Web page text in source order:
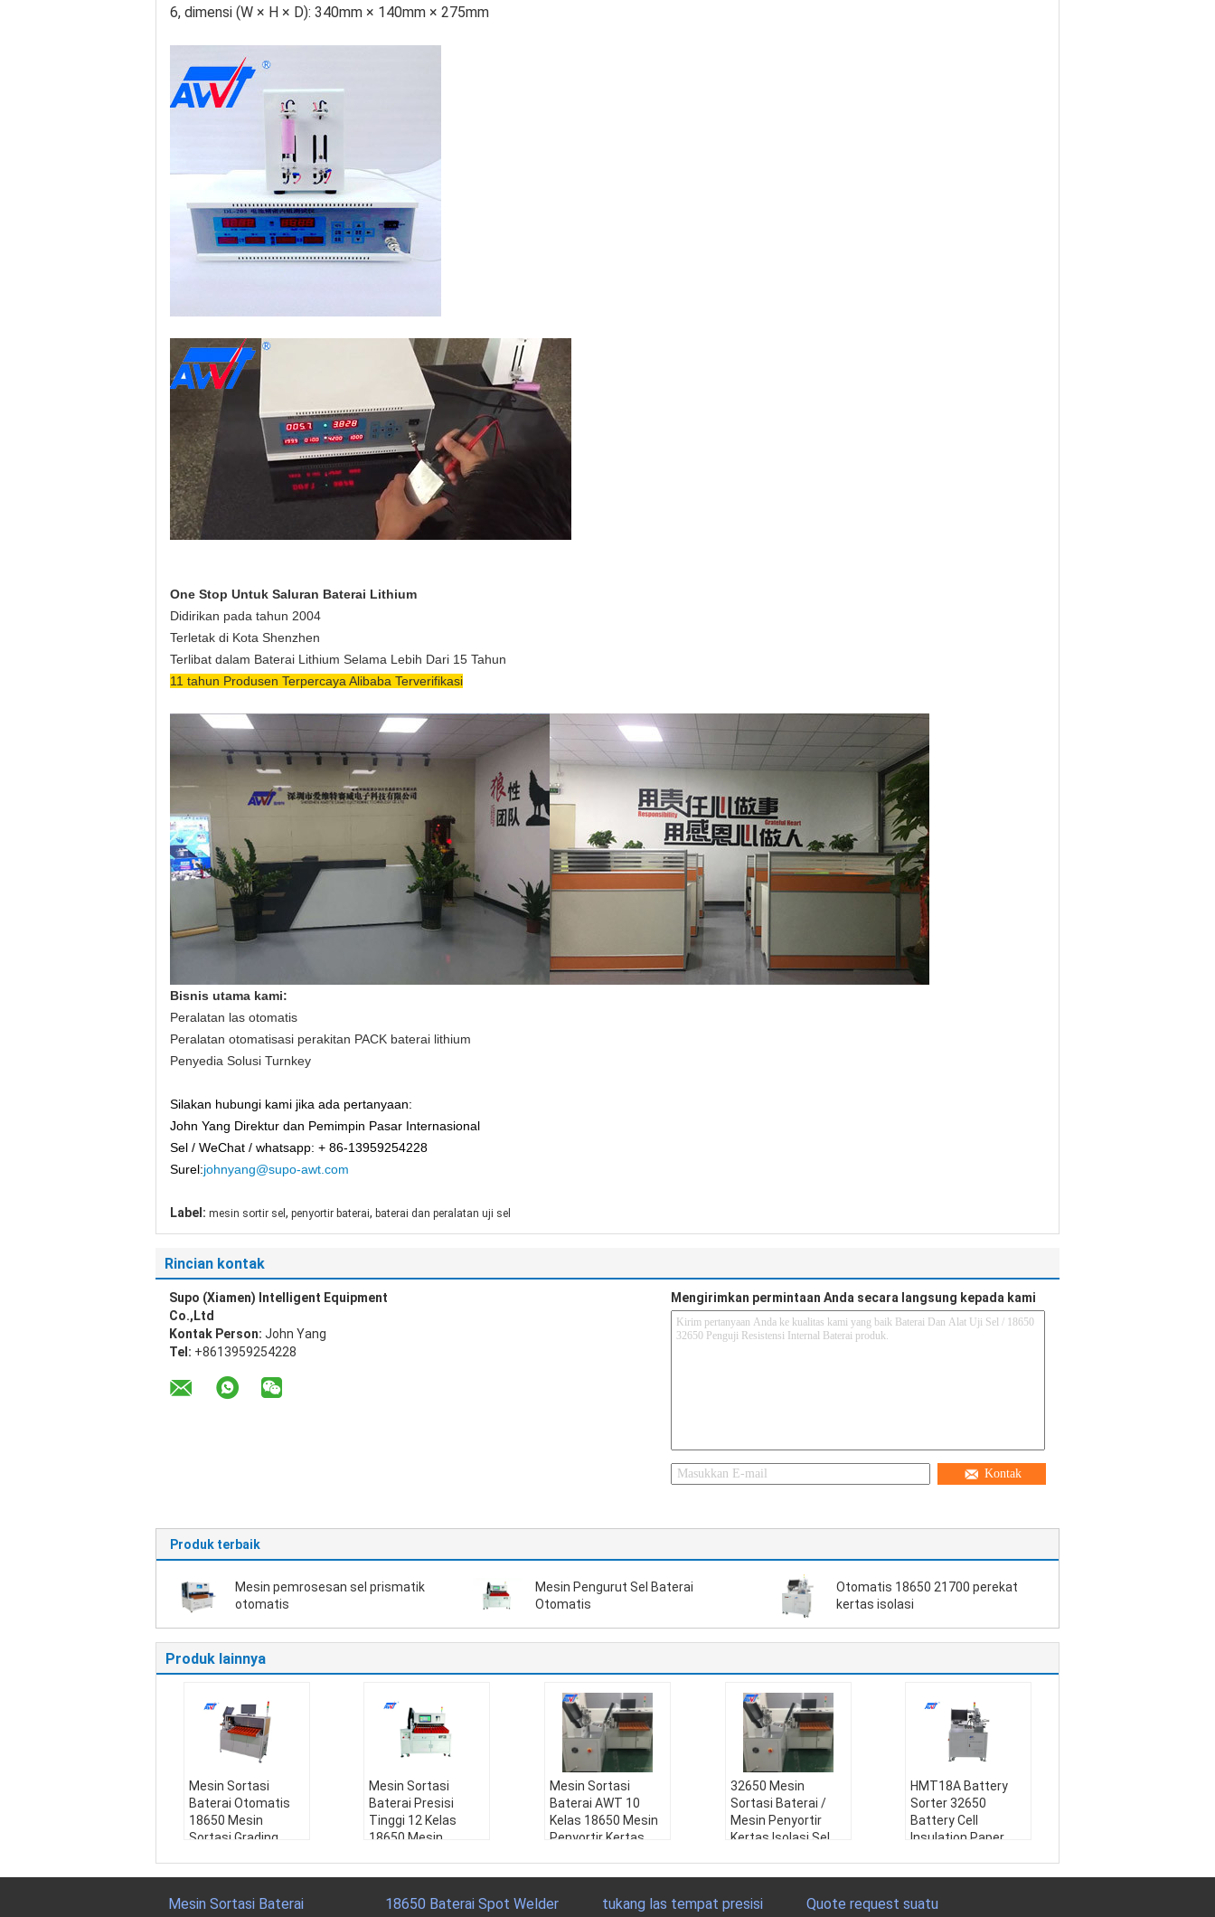
6, dimensi (W × H × D): 340mm × 140mm × 275mm
One Stop Untuk Saluran Baterai Lithium
Didirikan pada tahun 2004
Terletak di Kota Shenzhen
Terlibat dalam Baterai Lithium Selama Lebih Dari 15 Tahun
11 tahun Produsen Terpercaya Alibaba Terverifikasi
Bisnis utama kami:
Peralatan las otomatis
Peralatan otomatisasi perakitan PACK baterai lithium
Penyedia Solusi Turnkey
Silakan hubungi kami jika ada pertanyaan:
John Yang Direktur dan Pemimpin Pasar Internasional
Sel / WeChat / whatsapp: + 86-13959254228
Surel:johnyang@supo-awt.com
Label: mesin sortir sel , penyortir baterai, baterai dan peralatan uji sel
Rincian kontak
Supo (Xiamen) Intelligent Equipment
Co.,Ltd
Kontak Person: John Yang
Tel: +8613959254228
Mengirimkan permintaan Anda secara langsung kepada kami
Kontak
Produk terbaik
Mesin pemrosesan sel prismatik
otomatis
Mesin Pengurut Sel Baterai
Otomatis
Otomatis 18650 21700 perekat
kertas isolasi
Produk lainnya
Mesin Sortasi
Baterai Otomatis
18650 Mesin
Sortasi Grading
enyortir 18650, Mes
Mesin Sortasi
Baterai Presisi
Tinggi 12 Kelas
18650 Mesin
si Grading Baterai, P
Mesin Sortasi
Baterai AWT 10
Kelas 18650 Mesin
Penyortir Kertas
enyortir 18650, Mes
32650 Mesin
Sortasi Baterai /
Mesin Penyortir
Kertas Isolasi Sel
si Grading Baterai, P
HMT18A Battery
Sorter 32650
Battery Cell
Insulation Paper
s menempel, 18650
Mesin Sortasi Baterai 18650 Baterai Spot Welder tukang las tempat presisi Quote request suatu